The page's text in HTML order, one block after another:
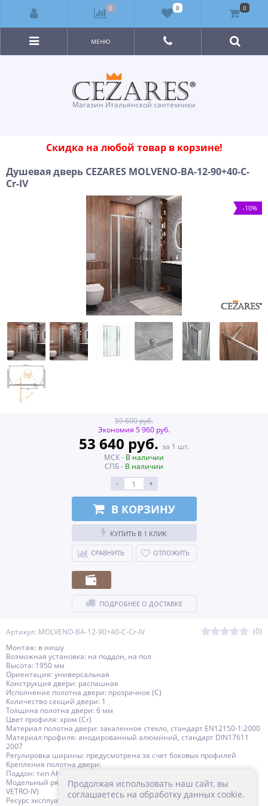
Магазин Итальянской сантехники
МЕНЮ
Скидка на любой товар в корзине!
Душевая дверь CEZARES MOLVENO-BA-12-90+40-C-
Cr-IV
-10%
Артикул: MOLVENO-BA-12-90+40-C-Cr-IV
(0)
Монтаж: в нишу
Возможная установка: на поддон, на пол
Высота: 1950 мм
Ориентация: универсальная
Конструкция двери: распашная
Исполнение полотна двери: прозрачное (C)
Количество секций двери: 1
Толщина полотна двери: 6 мм
Цвет профиля: хром (Cr)
Материал полотна двери: закаленное стекло, стандарт EN12150-1:2000
Материал профиля: анодированный алюминий, стандарт DIN17611
2007
Регулировка ширины: предусмотрена за счет боковых профилей
Крепления полотна двери:
Поддон: тип АН, А.Поддон приобретается отдельно
Модельный ряд с антикальциевой обработкой (IDROREPELLENTE
VETRO-IV)
Ресурс эксплуатации: 15 лет
59 600 руб.
Экономия 5 960 руб.
53 640 руб. за 1 шт.
МСК - В наличии
СПБ - В наличии
-
+
В КОРЗИНУ
КУПИТЬ В 1 КЛИК
СРАВНИТЬ ОТЛОЖИТЬ
ПОДРОБНЕЕ О ДОСТАВКЕ
0 0 0
Продолжая использовать наш сайт, вы
соглашаетесь на обработку данных cookie.